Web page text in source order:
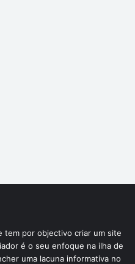
tem por objectivo criar um site
é o seu enfoque na ilha de
uma lacuna informativa no